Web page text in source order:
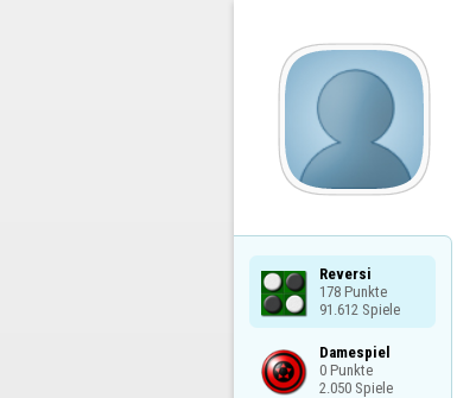
Reversi
178 Punkte
91.612 Spiele
Damespiel
0 Punkte
2.050 Spiele